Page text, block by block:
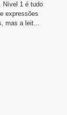
Nível 1 é tudo
expressões
mas a leit...